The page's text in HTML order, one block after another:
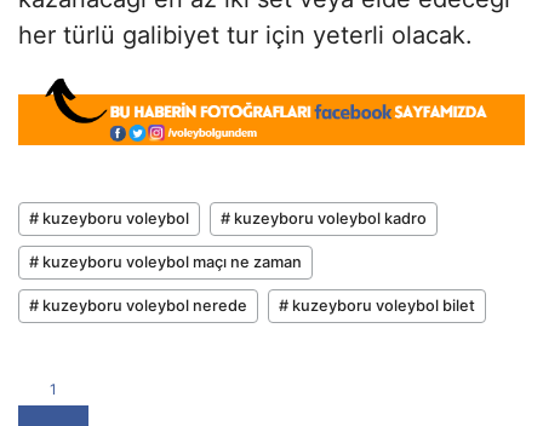
her türlü galibiyet tur için yeterli olacak.
# kuzeyboru voleybol # kuzeyboru voleybol kadro
# kuzeyboru voleybol maçı ne zaman
# kuzeyboru voleybol nerede # kuzeyboru voleybol bilet